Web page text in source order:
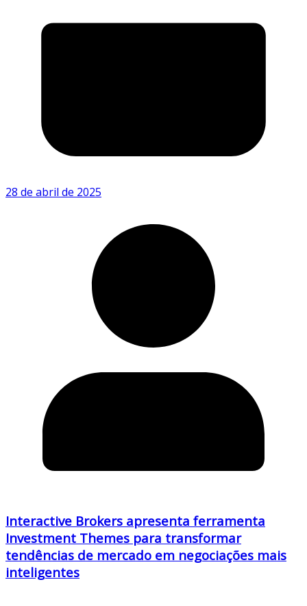
28 de abril de 2025
Interactive Brokers apresenta ferramenta
Investment Themes para transformar
tendências de mercado em negociações mais
inteligentes